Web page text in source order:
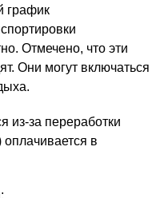
график
Отмечено, что эти
Они могут включаться
из-за переработки
в